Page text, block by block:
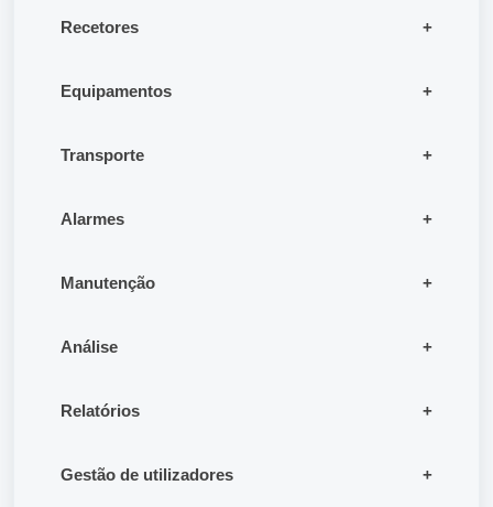
Recetores
Equipamentos
Transporte
Alarmes
Manutenção
Análise
Relatórios
Gestão de utilizadores